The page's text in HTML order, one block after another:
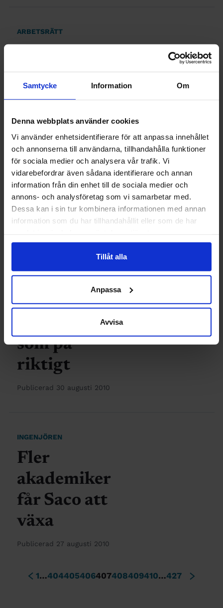
Samtycke Information Om
Denna webbplats använder cookies
Vi använder enhetsidentifierare för att anpassa innehållet
och annonserna till användarna, tillhandahålla funktioner
för sociala medier och analysera vår trafik. Vi
vidarebefordrar även sådana identifierare och annan
information från din enhet till de sociala medier och
annons- och analysföretag som vi samarbetar med.
Dessa kan i sin tur kombinera informationen med annan
information som du har tillhandahållit eller som de har
Tillåt alla
Anpassa
Avvisa
ARBETSRÄTT
blir
obligatoriskt
Publicerad 1 september 2010
Svensk
familjepolitik
Publicerad 31 augusti 2010
INGENJÖREN
Exjobbet –
som på
riktigt
Publicerad 30 augusti 2010
INGENJÖREN
Fler
akademiker
får Saco att
växa
Publicerad 27 augusti 2010
1…404405406407408409410…427